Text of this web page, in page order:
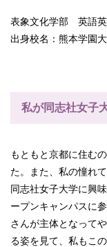
表象文化学部 英語
出身校名：熊本学園
私が同志社女子
もともと京都に住む
た。また、私の憧れ
同志社女子大学に興
ープンキャンパスに
さんが主体となって
る姿を見て、私もこ